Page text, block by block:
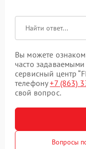
Вы можете
часто
сервисный центр
телефону+7 (863)
свой вопрос.
Вопросы